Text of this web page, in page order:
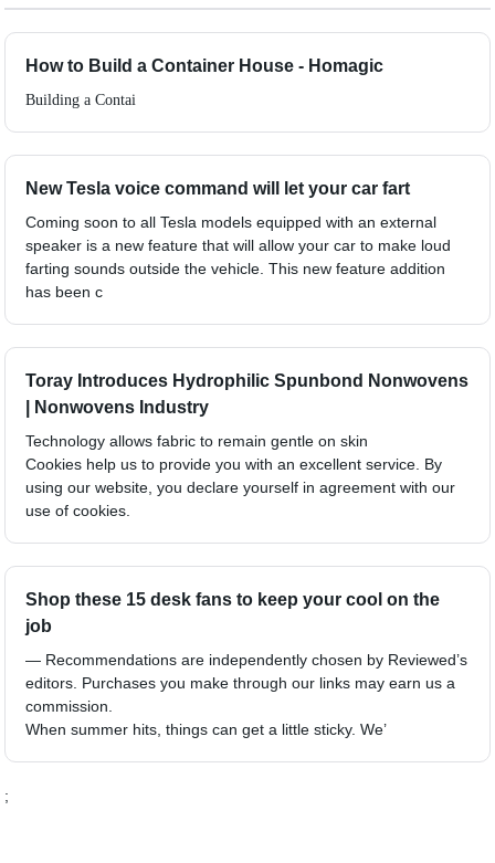
How to Build a Container House - Homagic
Building a Contai
New Tesla voice command will let your car fart
Coming soon to all Tesla models equipped with an external
speaker is a new feature that will allow your car to make loud
farting sounds outside the vehicle. This new feature addition
has been c
Toray Introduces Hydrophilic Spunbond Nonwovens
| Nonwovens Industry
Technology allows fabric to remain gentle on skin
Cookies help us to provide you with an excellent service. By
using our website, you declare yourself in agreement with our
use of cookies.
Shop these 15 desk fans to keep your cool on the
job
— Recommendations are independently chosen by Reviewed’s
editors. Purchases you make through our links may earn us a
commission.
When summer hits, things can get a little sticky. We’
;